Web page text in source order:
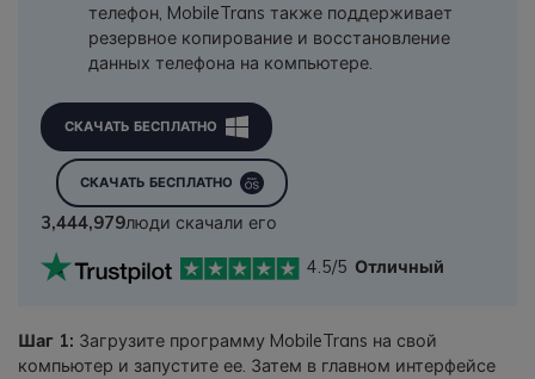
телефон, MobileTrans также поддерживает
резервное копирование и восстановление
данных телефона на компьютере.
СКАЧАТЬ БЕСПЛАТНО
СКАЧАТЬ БЕСПЛАТНО
3,444,979люди скачали его
4.5/5 Отличный
Шаг 1: Загрузите программу MobileTrans на свой
компьютер и запустите ее. Затем в главном интерфейсе